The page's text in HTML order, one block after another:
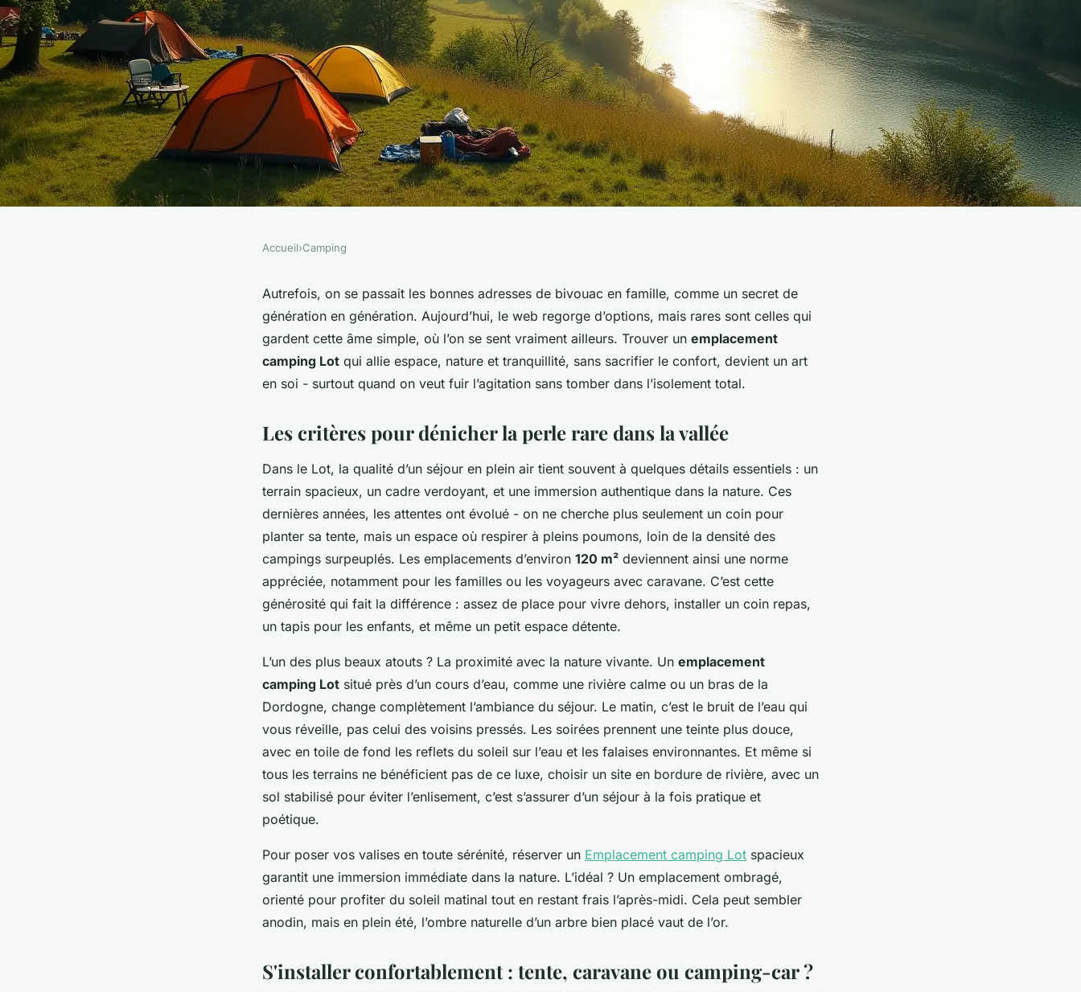
Cherchez-vous un emplacement de
camping idéal dans le Lot ?
9 min de lecture
Accueil›Camping
Autrefois, on se passait les bonnes adresses de bivouac en famille, comme un secret de
génération en génération. Aujourd’hui, le web regorge d’options, mais rares sont celles qui
gardent cette âme simple, où l’on se sent vraiment ailleurs. Trouver un emplacement
camping Lot qui allie espace, nature et tranquillité, sans sacrifier le confort, devient un art
en soi - surtout quand on veut fuir l’agitation sans tomber dans l’isolement total.
Les critères pour dénicher la perle rare dans la vallée
Dans le Lot, la qualité d’un séjour en plein air tient souvent à quelques détails essentiels : un
terrain spacieux, un cadre verdoyant, et une immersion authentique dans la nature. Ces
dernières années, les attentes ont évolué - on ne cherche plus seulement un coin pour
planter sa tente, mais un espace où respirer à pleins poumons, loin de la densité des
campings surpeuplés. Les emplacements d’environ 120 m² deviennent ainsi une norme
appréciée, notamment pour les familles ou les voyageurs avec caravane. C’est cette
générosité qui fait la différence : assez de place pour vivre dehors, installer un coin repas,
un tapis pour les enfants, et même un petit espace détente.
L’un des plus beaux atouts ? La proximité avec la nature vivante. Un emplacement
camping Lot situé près d’un cours d’eau, comme une rivière calme ou un bras de la
Dordogne, change complètement l’ambiance du séjour. Le matin, c’est le bruit de l’eau qui
vous réveille, pas celui des voisins pressés. Les soirées prennent une teinte plus douce,
avec en toile de fond les reflets du soleil sur l’eau et les falaises environnantes. Et même si
tous les terrains ne bénéficient pas de ce luxe, choisir un site en bordure de rivière, avec un
sol stabilisé pour éviter l’enlisement, c’est s’assurer d’un séjour à la fois pratique et
poétique.
Pour poser vos valises en toute sérénité, réserver un Emplacement camping Lot spacieux
garantit une immersion immédiate dans la nature. L’idéal ? Un emplacement ombragé,
orienté pour profiter du soleil matinal tout en restant frais l’après-midi. Cela peut sembler
anodin, mais en plein été, l’ombre naturelle d’un arbre bien placé vaut de l’or.
S'installer confortablement : tente, caravane ou camping-car ?